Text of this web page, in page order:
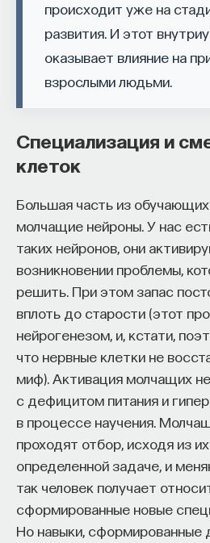
происходит уже на
развития. И этот
оказывает влияние на
взрослыми людьми.
Специализация и
клеток
Большая часть из
молчащие нейроны. У нас
таких нейронов, они
возникновении проблемы,
решить. При этом запас
вплоть до старости (этот
нейрогенезом, и, кстати,
что нервные клетки не
миф). Активация молчащих
с дефицитом питания и
в процессе научения.
проходят отбор, исходя из
определенной задаче, и
так человек получает
сформированные новые
Но навыки, сформированные